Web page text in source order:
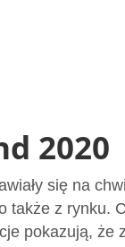
2020
się na
także z rynku.
pokazują, że